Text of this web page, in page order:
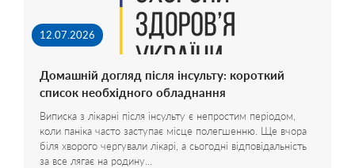
12.07.2026
Домашній догляд після інсульту: короткий
список необхідного обладнання
Виписка з лікарні після інсульту є непростим періодом,
коли паніка часто заступає місце полегшенню. Ще вчора
біля хворого чергували лікарі, а сьогодні відповідальність
за все лягає на родину…